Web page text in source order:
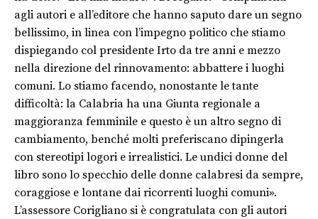
agli autori e all’editore che hanno saputo dare un segno
bellissimo, in linea con l’impegno politico che stiamo
dispiegando col presidente Irto da tre anni e mezzo
nella direzione del rinnovamento: abbattere i luoghi
comuni. Lo stiamo facendo, nonostante le tante
difficoltà: la Calabria ha una Giunta regionale a
maggioranza femminile e questo è un altro segno di
cambiamento, benché molti preferiscano dipingerla
con stereotipi logori e irrealistici. Le undici donne del
libro sono lo specchio delle donne calabresi da sempre,
coraggiose e lontane dai ricorrenti luoghi comuni».
L’assessore Corigliano si è congratulata con gli autori